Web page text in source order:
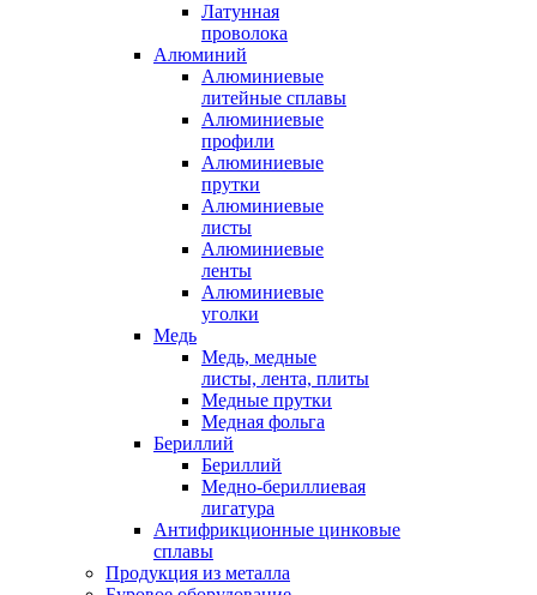
Латунная
проволока
Алюминий
Алюминиевые
литейные сплавы
Алюминиевые
профили
Алюминиевые
прутки
Алюминиевые
листы
Алюминиевые
ленты
Алюминиевые
уголки
Медь
Медь, медные
листы, лента, плиты
Медные прутки
Медная фольга
Бериллий
Бериллий
Медно-бериллиевая
лигатура
Антифрикционные цинковые
сплавы
Продукция из металла